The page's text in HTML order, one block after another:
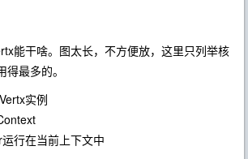
能干啥。图太长，不方便放，这里只列举核
最多的。
实例
行在当前上下文中